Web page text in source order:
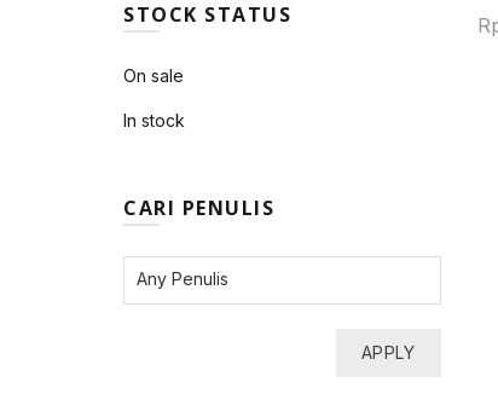
STOCK STATUS
On sale
In stock
CARI PENULIS
APPLY